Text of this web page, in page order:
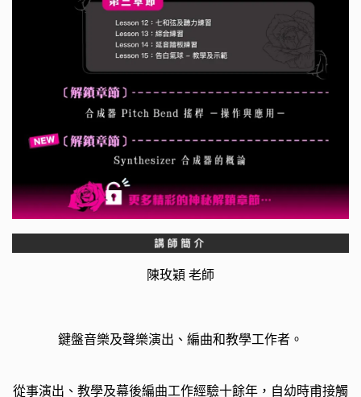
陳玫穎 老師
鍵盤音樂及聲樂演出、編曲和教學工作者。
從事演出、教學及幕後編曲工作經驗十餘年，自幼時甫接觸